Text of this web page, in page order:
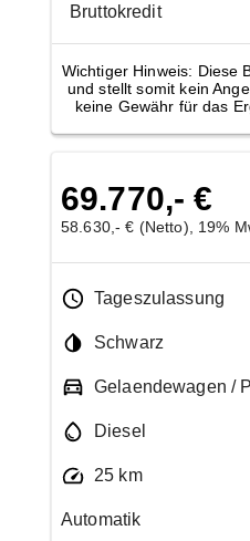
Bruttokredit
Wichtiger Hinweis: Diese
und stellt somit kein
keine Gewähr für das
69.770,- €
58.630,- € (Netto), 19%
Tageszulassung
Schwarz
Gelaendewagen /
Diesel
25 km
Automatik